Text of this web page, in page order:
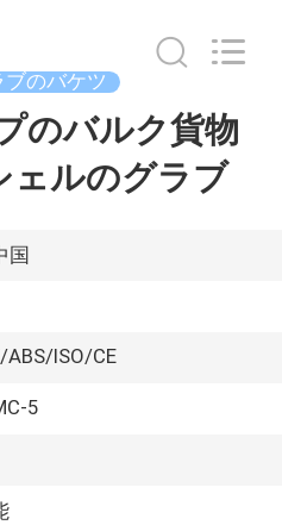
のバケツ
のバルク貨物
ェルのグラブ
国
ABS/ISO/CE
5